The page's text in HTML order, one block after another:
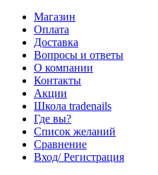
Магазин
Оплата
Доставка
Вопросы и ответы
О компании
Контакты
Акции
Школа tradenails
Где вы?
Список желаний
Сравнение
Вход/ Регистрация